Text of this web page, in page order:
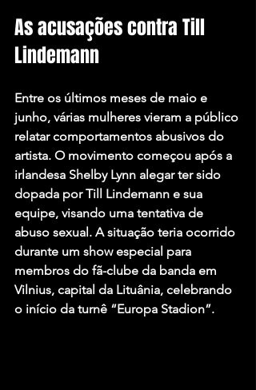
As acusações contra Till
Lindemann
Entre os últimos meses de maio e
junho, várias mulheres vieram a público
relatar comportamentos abusivos do
artista. O movimento começou após a
irlandesa Shelby Lynn alegar ter sido
dopada por Till Lindemann e sua
equipe, visando uma tentativa de
abuso sexual. A situação teria ocorrido
durante um show especial para
membros do fã-clube da banda em
Vilnius, capital da Lituânia, celebrando
o início da turnê “Europa Stadion”.